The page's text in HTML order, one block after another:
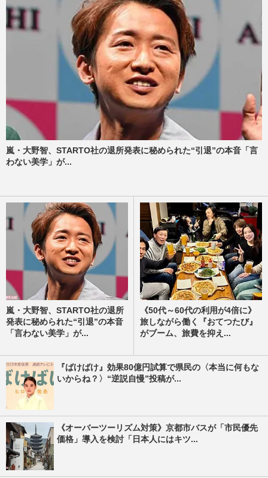
嵐・大野智、STARTO社の退所発表に秘められた“引退”の本音「言
わない美学」が...
嵐・大野智、STARTO社の退所
発表に秘められた“引退”の本音
「言わない美学」が...
《50代～60代の利用が4倍に》
旅しながら働く『おてつたび』
がブーム、旅費を抑え...
『ばけばけ』効果80億円試算で県民の〈本当に何もな
いからね？〉“逆説自慢”投稿が...
《オーバーツーリズム対策》京都市バスが「市民優先
価格」導入を検討「日本人にはキツ...